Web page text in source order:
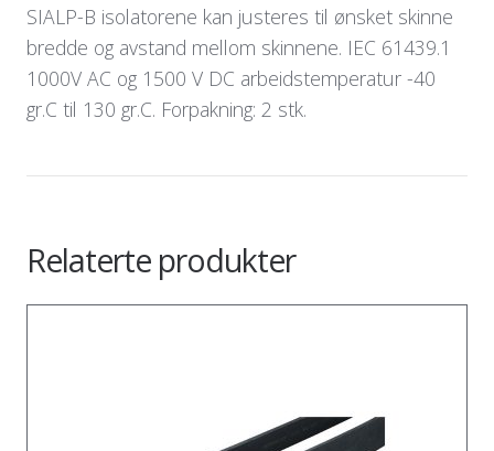
SIALP-B isolatorene kan justeres til ønsket skinne
bredde og avstand mellom skinnene. IEC 61439.1
1000V AC og 1500 V DC arbeidstemperatur -40
gr.C til 130 gr.C. Forpakning: 2 stk.
Relaterte produkter